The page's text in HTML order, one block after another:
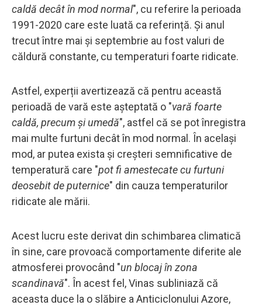
caldă decât în ​​mod normal", cu referire la perioada
1991-2020 care este luată ca referință. Și anul
trecut între mai și septembrie au fost valuri de
căldură constante, cu temperaturi foarte ridicate.
Astfel, experții avertizează că pentru această
perioadă de vară este așteptată o "vară foarte
caldă, precum și umedă", astfel că se pot înregistra
mai multe furtuni decât în ​​mod normal. În același
mod, ar putea exista și creșteri semnificative de
temperatură care "pot fi amestecate cu furtuni
deosebit de puternice" din cauza temperaturilor
ridicate ale mării.
Acest lucru este derivat din schimbarea climatică
în sine, care provoacă comportamente diferite ale
atmosferei provocând "un blocaj în zona
scandinavă". În acest fel, Vinas subliniază că
aceasta duce la o slăbire a Anticiclonului Azore,